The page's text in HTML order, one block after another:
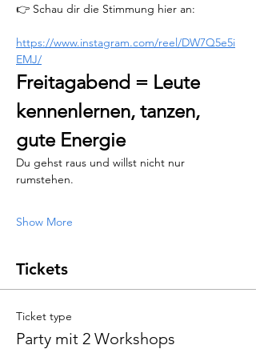
👉 Schau dir die Stimmung hier an:
https://www.instagram.com/reel/DW7Q5e5i
EMJ/
Freitagabend = Leute
kennenlernen, tanzen,
gute Energie
Du gehst raus und willst nicht nur
rumstehen.
Show More
Tickets
Ticket type
Party mit 2 Workshops